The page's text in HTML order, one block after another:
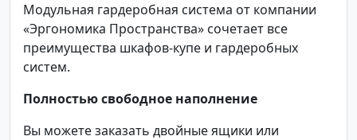
Модульная гардеробная система от компании
«Эргономика Пространства» сочетает все
преимущества шкафов-купе и гардеробных
систем.
Полностью свободное наполнение
Вы можете заказать двойные ящики или